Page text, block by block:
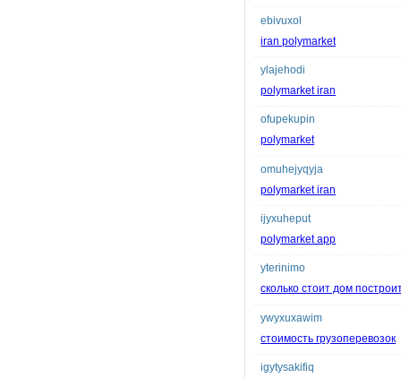
ebivuxol
iran polymarket
ylajehodi
polymarket iran
ofupekupin
polymarket
omuhejyqyja
polymarket iran
ijyxuheput
polymarket app
yterinimo
сколько стоит дом
ywyxuxawim
стоимость грузоперевозок
igytysakifiq